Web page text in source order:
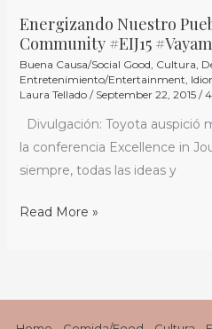
Energizando Nuestro
Community #EIJ15
Buena Causa/Social Good, Cultura,
Entretenimiento/Entertainment,
Laura Tellado / September 22, 2015/
Divulgación: Toyota auspició
la conferencia Excellence in
siempre, todas las ideas y
Energizando
Nuestro
Pueblo
/
Energizing
Our
Community
#VayamosJuntos
Read More »